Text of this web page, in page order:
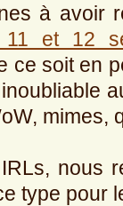
à avoir
et 12
ce soit en
mimes,
nous
type pour